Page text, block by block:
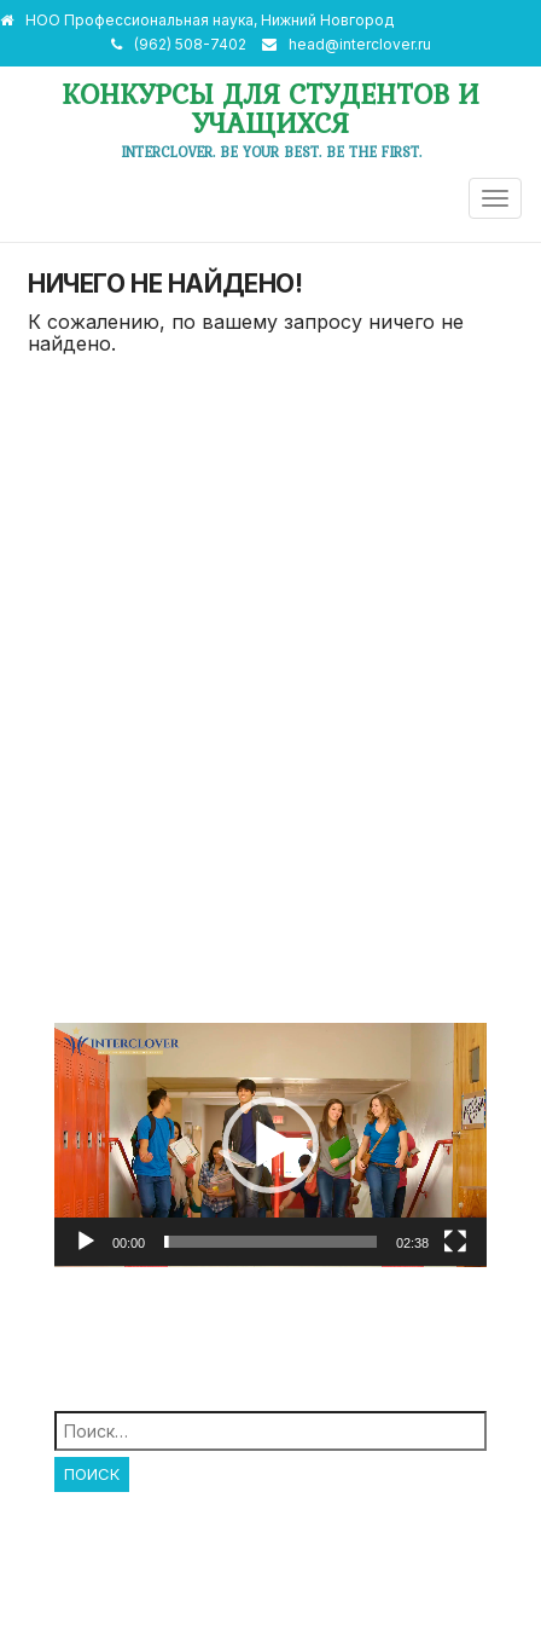
НОО Профессиональная наука, Нижний Новгород
(962) 508-7402
head@interclover.ru
КОНКУРСЫ ДЛЯ СТУДЕНТОВ И
УЧАЩИХСЯ
INTERCLOVER. BE YOUR BEST. BE THE FIRST.
НИЧЕГО НЕ НАЙДЕНО!
К сожалению, по вашему запросу ничего не
найдено.
Видеоплеер
00:00 02:38
Найти: